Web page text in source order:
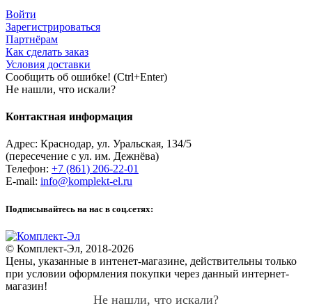
Войти
Зарегистрироваться
Партнёрам
Как сделать заказ
Условия доставки
Сообщить об ошибке! (Ctrl+Enter)
Не нашли, что искали?
Контактная информация
Адрес: Краснодар, ул. Уральская, 134/5
(пересечение с ул. им. Дежнёва)
Телефон: +7 (861) 206-22-01
E-mail: info@komplekt-el.ru
Подписывайтесь на нас в соц.сетях:
© Комплект-Эл, 2018-2026
Цены, указанные в интенет-магазине, действительны только
при условии оформления покупки через данный интернет-
магазин!
Не нашли, что искали?